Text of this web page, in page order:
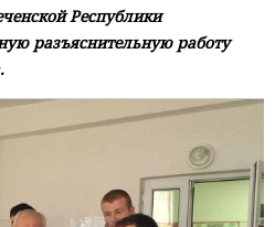
Республики
разъяснительную работу